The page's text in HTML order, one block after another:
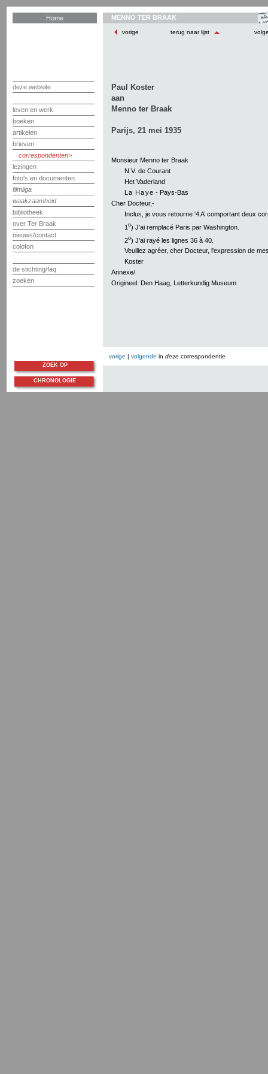
Home
deze website
leven en werk
boeken
artikelen
brieven
correspondenten
lezingen
foto's en documenten
filmliga
waakzaamheid
bibliotheek
over Ter Braak
nieuws/contact
colofon
de stichting/faq
zoeken
MENNO TER BRAAK
vorige terug naar lijst
Paul Koster
aan
Menno ter Braak
Parijs, 21 mei 1935
Monsieur Menno ter Braak
N.V. de Courant
Het Vaderland
La Haye - Pays-Bas
Cher Docteur,-
Inclus, je vous retourne ‘4 A’ comportant deux
1 o) J'ai remplacé Paris par Washington.
2o) J'ai rayé les lignes 36 à 40.
Veuillez agréer, cher Docteur, l'expression de
Koster
Annexe/
Origineel: Den Haag, Letterkundig Museum
vorige | volgende in deze correspondentie
ZOEK OP
CHRONOLOGIE